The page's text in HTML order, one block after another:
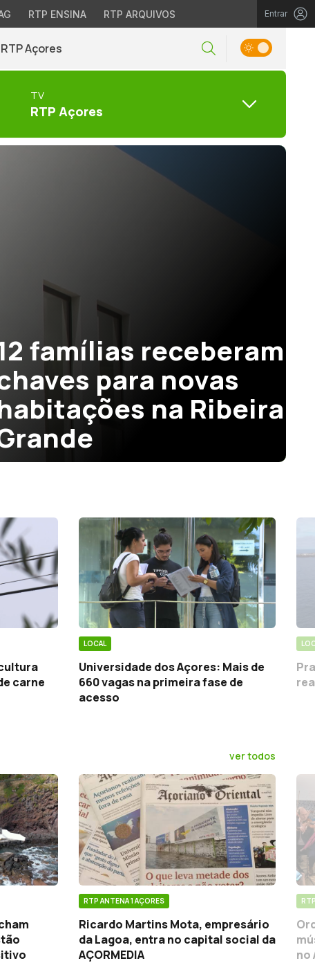
RTP ENSINA RTP ARQUIVOS Entrar
Açores
TV
RTP Açores
famílias receberam
para novas
na Ribeira
carne
LOCAL
Universidade dos Açores: Mais de
660 vagas na primeira fase de
acesso
ver todos
RTP ANTENA 1 AÇORES
Ricardo Martins Mota, empresário
da Lagoa, entra no capital social da
AÇORMEDIA
no